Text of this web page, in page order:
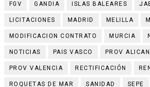
FGV GANDIA ISLAS BALEARES
LICITACIONES MADRID MELILLA
MODIFICACION CONTRATO MURCIA
NOTICIAS PAIS VASCO PROV
PROV VALENCIA RECTIFICACIÓN
ROQUETAS DE MAR SANIDAD SEPE